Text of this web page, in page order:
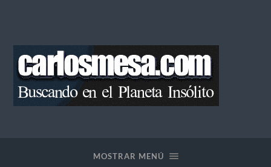
MOSTRAR MENÚ